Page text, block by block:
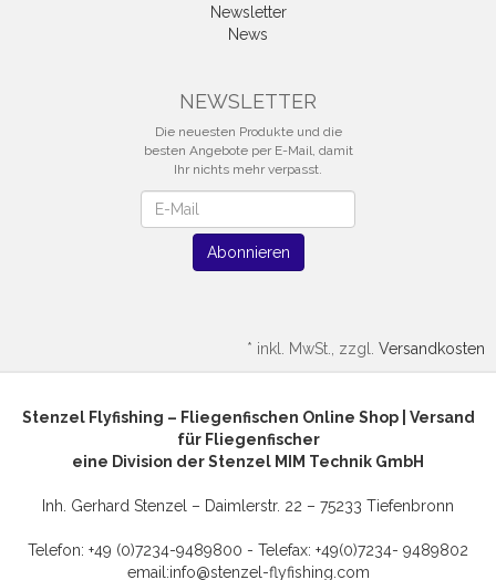
Newsletter
News
NEWSLETTER
Die neuesten Produkte und die
besten Angebote per E-Mail, damit
Ihr nichts mehr verpasst.
Abonnieren
* inkl. MwSt., zzgl. Versandkosten
Stenzel Flyfishing – Fliegenfischen Online Shop | Versand
für Fliegenfischer
eine Division der Stenzel MIM Technik GmbH
Inh. Gerhard Stenzel – Daimlerstr. 22 – 75233 Tiefenbronn
Telefon: +49 (0)7234-9489800 - Telefax: +49(0)7234- 9489802
email:info@stenzel-flyfishing.com